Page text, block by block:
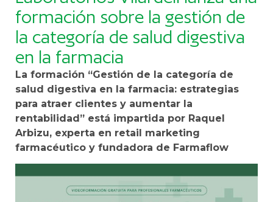
formación sobre la gestión de
la categoría de salud digestiva
en la farmacia
La formación “Gestión de la categoría de
salud digestiva en la farmacia: estrategias
para atraer clientes y aumentar la
rentabilidad” está impartida por Raquel
Arbizu, experta en retail marketing
farmacéutico y fundadora de Farmaflow